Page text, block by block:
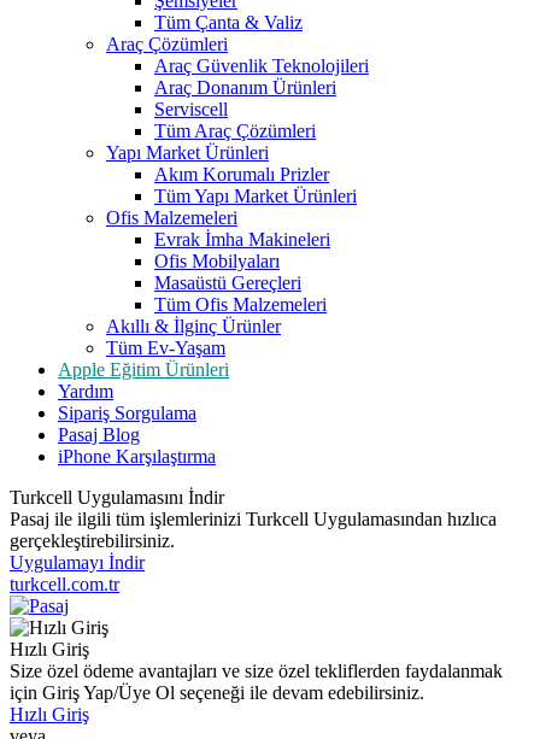
Tüm Çanta & Valiz
Araç Çözümleri
Araç Güvenlik Teknolojileri
Araç Donanım Ürünleri
Serviscell
Tüm Araç Çözümleri
Yapı Market Ürünleri
Akım Korumalı Prizler
Tüm Yapı Market Ürünleri
Ofis Malzemeleri
Evrak İmha Makineleri
Ofis Mobilyaları
Masaüstü Gereçleri
Tüm Ofis Malzemeleri
Akıllı & İlginç Ürünler
Tüm Ev-Yaşam
Apple Eğitim Ürünleri
Yardım
Sipariş Sorgulama
Pasaj Blog
iPhone Karşılaştırma
Turkcell Uygulamasını İndir
Pasaj ile ilgili tüm işlemlerinizi Turkcell Uygulamasından hızlıca
gerçekleştirebilirsiniz.
Uygulamayı İndir
turkcell.com.tr
Hızlı Giriş
Size özel ödeme avantajları ve size özel tekliflerden faydalanmak
için Giriş Yap/Üye Ol seçeneği ile devam edebilirsiniz.
Hızlı Giriş